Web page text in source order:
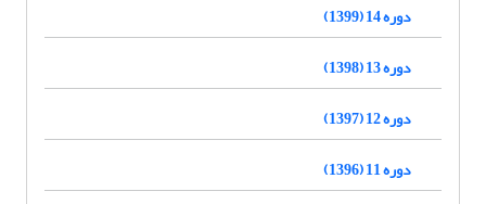
دوره 14 (1399)
دوره 13 (1398)
دوره 12 (1397)
دوره 11 (1396)